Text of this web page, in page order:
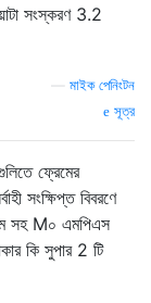
সংস্করণ 3.2
মাইক পেনিংটন
সূত্র
ফ্রেমের
সংক্ষিপ্ত বিবরণে
সহ M০ এমপিএস
কি সুপার 2 টি